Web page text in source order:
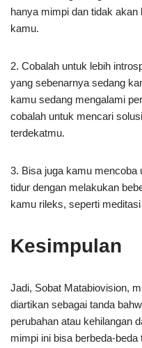
hanya mimpi dan tidak
kamu.
2. Cobalah untuk lebih
yang sebenarnya sedang
kamu sedang mengalami
cobalah untuk mencari
terdekatmu.
3. Bisa juga kamu mencoba
tidur dengan melakukan
kamu rileks, seperti
Kesimpulan
Jadi, Sobat Matabiovision,
diartikan sebagai tanda
perubahan atau kehilangan
mimpi ini bisa berbeda-